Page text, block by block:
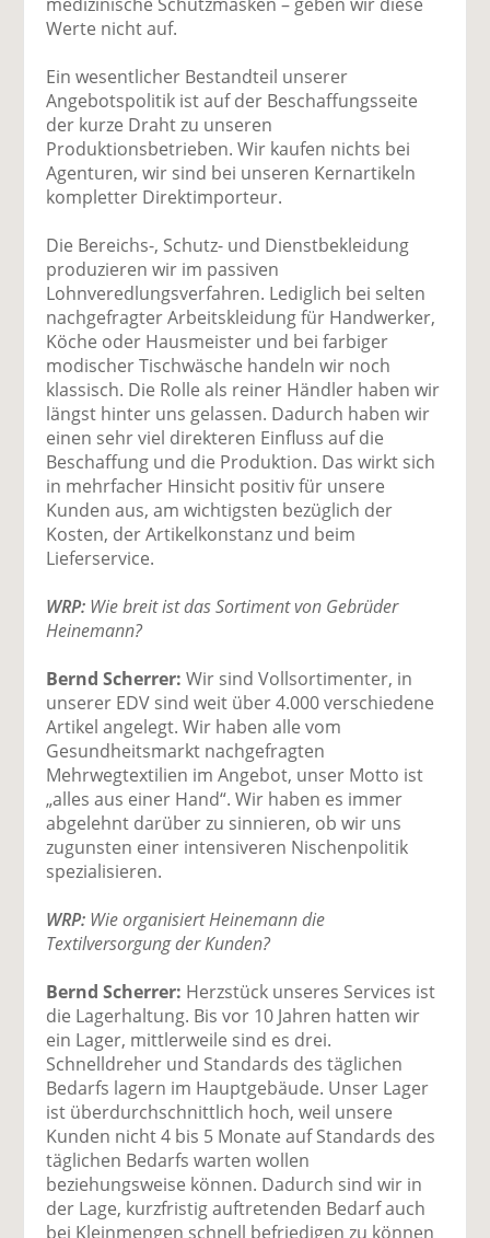
Werte nicht auf.
Ein wesentlicher Bestandteil unserer
Angebotspolitik ist auf der Beschaffungsseite
der kurze Draht zu unseren
Produktionsbetrieben. Wir kaufen nichts bei
Agenturen, wir sind bei unseren Kernartikeln
kompletter Direktimporteur.
Die Bereichs-, Schutz- und Dienstbekleidung
produzieren wir im passiven
Lohnveredlungsverfahren. Lediglich bei selten
nachgefragter Arbeitskleidung für Handwerker,
Köche oder Hausmeister und bei farbiger
modischer Tischwäsche handeln wir noch
klassisch. Die Rolle als reiner Händler haben wir
längst hinter uns gelassen. Dadurch haben wir
einen sehr viel direkteren Einfluss auf die
Beschaffung und die Produktion. Das wirkt sich
in mehrfacher Hinsicht positiv für unsere
Kunden aus, am wichtigsten bezüglich der
Kosten, der Artikelkonstanz und beim
Lieferservice.
WRP: Wie breit ist das Sortiment von Gebrüder
Heinemann?
Bernd Scherrer: Wir sind Vollsortimenter, in
unserer EDV sind weit über 4.000 verschiedene
Artikel angelegt. Wir haben alle vom
Gesundheitsmarkt nachgefragten
Mehrwegtextilien im Angebot, unser Motto ist
„alles aus einer Hand“. Wir haben es immer
abgelehnt darüber zu sinnieren, ob wir uns
zugunsten einer intensiveren Nischenpolitik
spezialisieren.
WRP: Wie organisiert Heinemann die
Textilversorgung der Kunden?
Bernd Scherrer: Herzstück unseres Services ist
die Lagerhaltung. Bis vor 10 Jahren hatten wir
ein Lager, mittlerweile sind es drei.
Schnelldreher und Standards des täglichen
Bedarfs lagern im Hauptgebäude. Unser Lager
ist überdurchschnittlich hoch, weil unsere
Kunden nicht 4 bis 5 Monate auf Standards des
täglichen Bedarfs warten wollen
beziehungsweise können. Dadurch sind wir in
der Lage, kurzfristig auftretenden Bedarf auch
bei Kleinmengen schnell befriedigen zu können